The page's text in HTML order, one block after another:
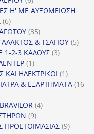
προϊόντα
Η' ΜΕ ΑΥΞΟΜΕΙΩΣΗ
66
προϊόντα
3535
προϊόντα
& ΤΣΑΓΙΟΥ 55
1-2-3 ΚΑΔΟΥΣ 33
11
προϊόν
ΗΛΕΚΤΡΙΚΟΙ 11
προϊόν
& ΕΞΑΡΤΗΜΑΤΑ 16
44
99
προϊόντα
ΠΡΟΕΤΟΙΜΑΣΙΑΣ 99